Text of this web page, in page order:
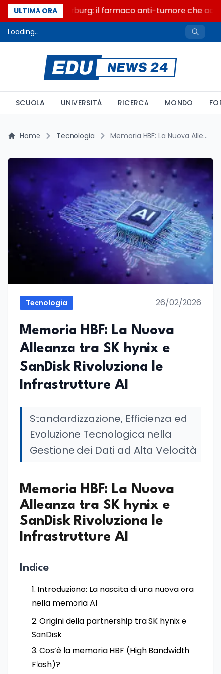
ULTIMA ORA
Un secolo di Warburg: il farmaco anti-tumore che
Loading...
SCUOLA UNIVERSITÀ RICERCA MONDO
Home Tecnologia Memoria HBF: La Nuova Alleanza tra SK hynix e SanDisk Rivoluziona le Infrastrutture AI
Tecnologia 26/02/2026
Memoria HBF: La Nuova
Alleanza tra SK hynix e
SanDisk Rivoluziona le
Infrastrutture AI
Standardizzazione, Efficienza ed
Evoluzione Tecnologica nella
Gestione dei Dati ad Alta Velocità
Memoria HBF: La Nuova
Alleanza tra SK hynix e
SanDisk Rivoluziona le
Infrastrutture AI
Indice
Introduzione: La nascita di una nuova era
nella memoria AI
Origini della partnership tra SK hynix e
SanDisk
Cos’è la memoria HBF (High Bandwidth
Flash)?